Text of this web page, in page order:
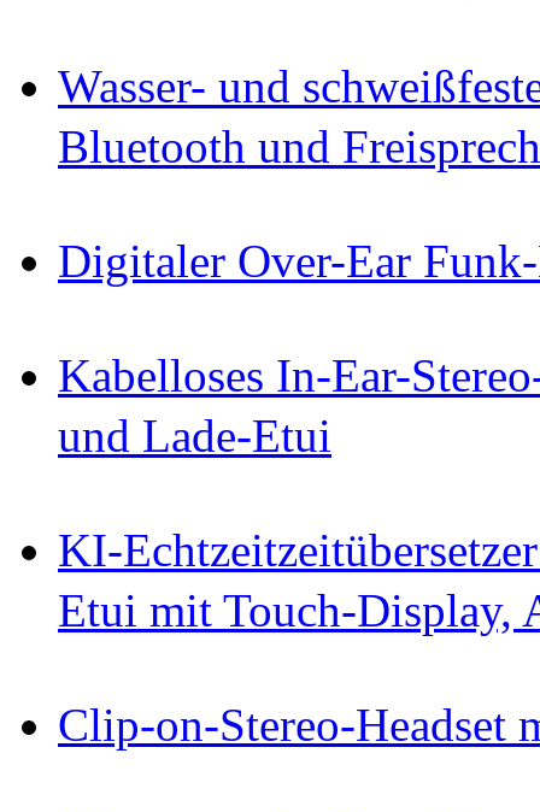
Wasser- und
Bluetooth und
Digitaler Over-Ear
Kabelloses In-Ear-
und Lade-Etui
KI-
Etui mit Touch-Display,
Clip-on-Stereo-Headset